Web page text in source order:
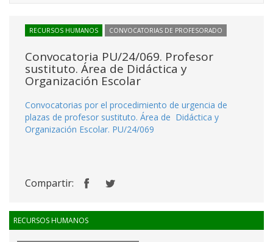
RECURSOS HUMANOS CONVOCATORIAS DE PROFESORADO
Convocatoria PU/24/069. Profesor
sustituto. Área de Didáctica y
Organización Escolar
Convocatorias por el procedimiento de urgencia de
plazas de profesor sustituto. Área de Didáctica y
Organización Escolar. PU/24/069
Compartir:
RECURSOS HUMANOS